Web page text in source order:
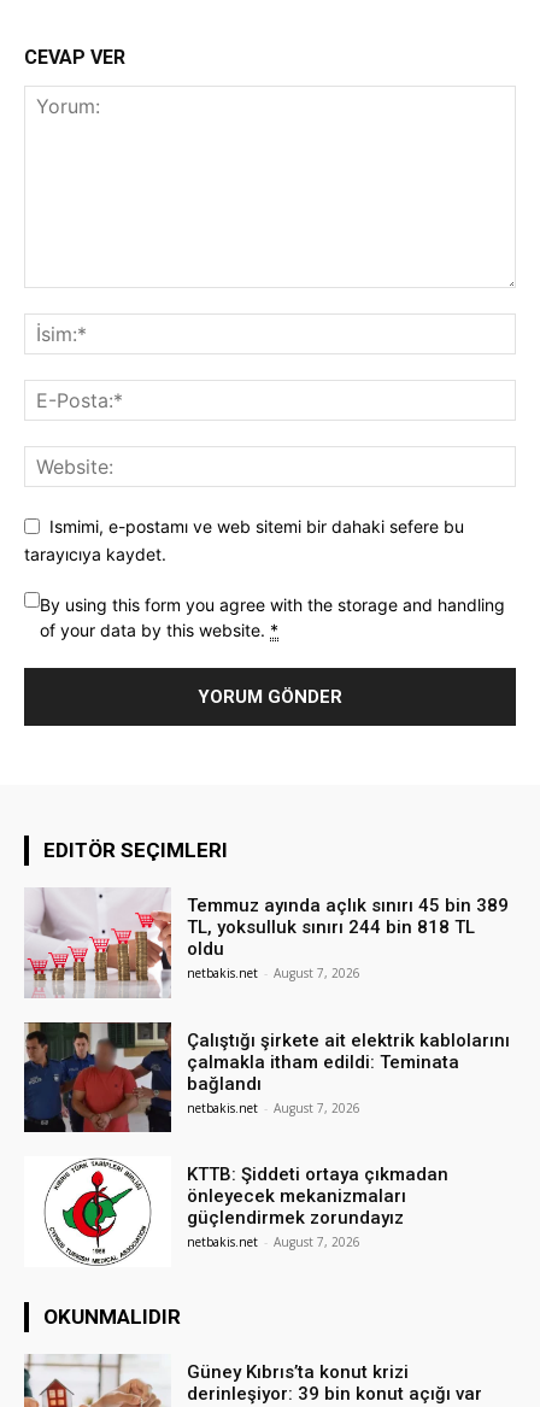
CEVAP VER
Ismimi, e-postamı ve web sitemi bir dahaki sefere bu
tarayıcıya kaydet.
By using this form you agree with the storage and handling
of your data by this website. *
EDITÖR SEÇIMLERI
Temmuz ayında açlık sınırı 45 bin 389
TL, yoksulluk sınırı 244 bin 818 TL
oldu
netbakis.net - August 7, 2026
Çalıştığı şirkete ait elektrik kablolarını
çalmakla itham edildi: Teminata
bağlandı
netbakis.net - August 7, 2026
KTTB: Şiddeti ortaya çıkmadan
önleyecek mekanizmaları
güçlendirmek zorundayız
netbakis.net - August 7, 2026
OKUNMALIDIR
Güney Kıbrıs’ta konut krizi
derinleşiyor: 39 bin konut açığı var